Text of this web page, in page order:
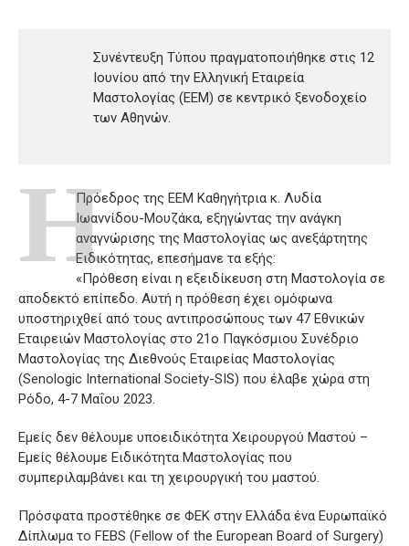
Συνέντευξη Τύπου πραγματοποιήθηκε στις 12
Ιουνίου από την Ελληνική Εταιρεία
Μαστολογίας (ΕΕΜ) σε κεντρικό ξενοδοχείο
των Αθηνών.
ΗΠρόεδρος της ΕΕΜ Καθηγήτρια κ. Λυδία
Ιωαννίδου-Μουζάκα, εξηγώντας την ανάγκη
αναγνώρισης της Μαστολογίας ως ανεξάρτητης
Ειδικότητας, επεσήμανε τα εξής:
«Πρόθεση είναι η εξειδίκευση στη Μαστολογία σε
αποδεκτό επίπεδο. Αυτή η πρόθεση έχει ομόφωνα
υποστηριχθεί από τους αντιπροσώπους των 47 Εθνικών
Εταιρειών Μαστολογίας στο 21ο Παγκόσμιου Συνέδριο
Μαστολογίας της Διεθνούς Εταιρείας Μαστολογίας
(Senologic International Society-SIS) που έλαβε χώρα στη
Ρόδο, 4-7 Μαΐου 2023.
Εμείς δεν θέλουμε υποειδικότητα Χειρουργού Μαστού –
Εμείς θέλουμε Ειδικότητα Μαστολογίας που
συμπεριλαμβάνει και τη χειρουργική του μαστού.
Πρόσφατα προστέθηκε σε ΦΕΚ στην Ελλάδα ένα Ευρωπαϊκό
Δίπλωμα το FEBS (Fellow of the European Board of Surgery)